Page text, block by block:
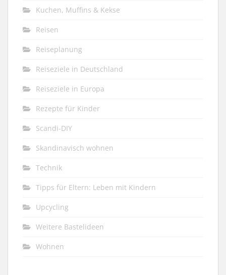
Kuchen, Muffins & Kekse
Reisen
Reiseplanung
Reiseziele in Deutschland
Reiseziele in Europa
Rezepte für Kinder
Scandi-DIY
Skandinavisch wohnen
Technik
Tipps für Eltern: Leben mit Kindern
Upcycling
Weitere Bastelideen
Wohnen